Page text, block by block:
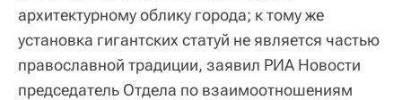
архитектурному облику города; к тому же
установка гигантских статуй не является частью
православной традиции, заявил РИА Новости
председатель Отдела по взаимоотношениям